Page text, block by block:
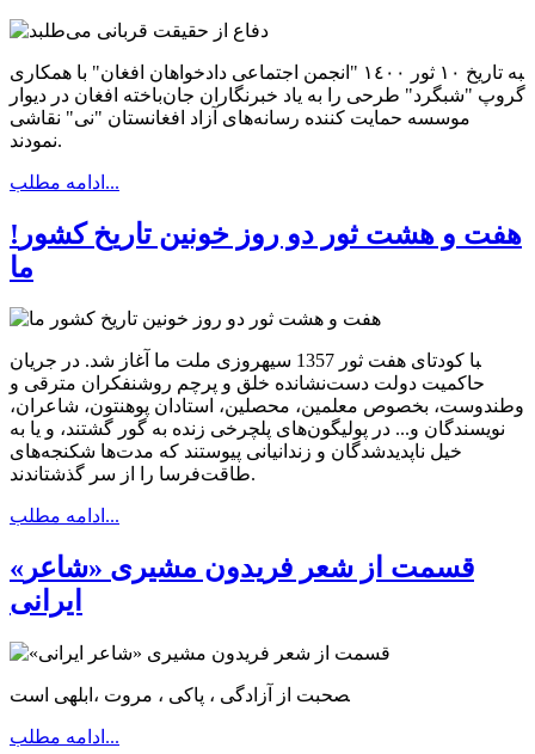
‍به تاریخ ١٠ ثور ١٤٠٠ "انجمن اجتماعى دادخواهان افغان" با همکاری
گروپ "شبگرد" طرحی را به یاد خبرنگاران جان‌باخته افغان در دیوار
موسسه حمایت کننده رسانه‌های آزاد افغانستان "نی" نقاشی
نمودند.
ادامه مطلب...
!هفت و هشت ثور دو روز خونین تاریخ کشور
ما
‍با کودتای هفت ثور 1357 سیهروزی ملت ما آغاز شد. در جریان
حاکمیت دولت دست‌نشانده خلق و پرچم روشنفکران مترقی و
وطندوست، بخصوص معلمین، محصلین، استادان پوهنتون، شاعران،
نویسندگان و... در پولیگون‌های پلچرخی زنده به گور گشتند، و یا به
خیل ناپدیدشدگان و زندانیانی پیوستند که مدت‌ها شکنجه‌های
طاقت‌فرسا را از سر گذشتاندند.
ادامه مطلب...
«قسمت از شعر فریدون مشیری «شاعر
ایرانی
‍صحبت از آزادگی ، پاکی ، مروت ،ابلهی است
ادامه مطلب...